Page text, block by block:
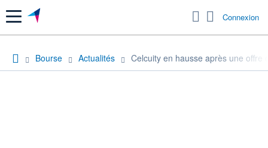
Menu Connexion
Bourse Actualités Celcuity en hausse après une